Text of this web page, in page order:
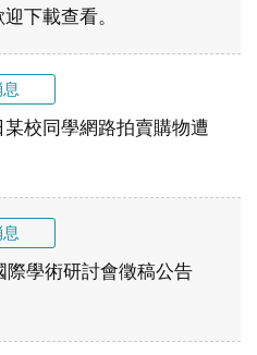
下載查看。
校同學網路拍賣購物遭
際學術研討會徵稿公告